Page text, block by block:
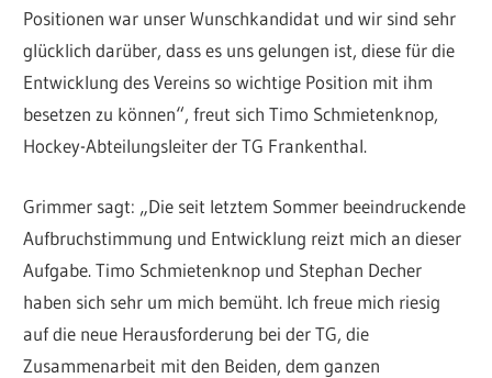
Positionen war unser Wunschkandidat und wir sind sehr
glücklich darüber, dass es uns gelungen ist, diese für die
Entwicklung des Vereins so wichtige Position mit ihm
besetzen zu können“, freut sich Timo Schmietenknop,
Hockey-Abteilungsleiter der TG Frankenthal.
Grimmer sagt: „Die seit letztem Sommer beeindruckende
Aufbruchstimmung und Entwicklung reizt mich an dieser
Aufgabe. Timo Schmietenknop und Stephan Decher
haben sich sehr um mich bemüht. Ich freue mich riesig
auf die neue Herausforderung bei der TG, die
Zusammenarbeit mit den Beiden, dem ganzen